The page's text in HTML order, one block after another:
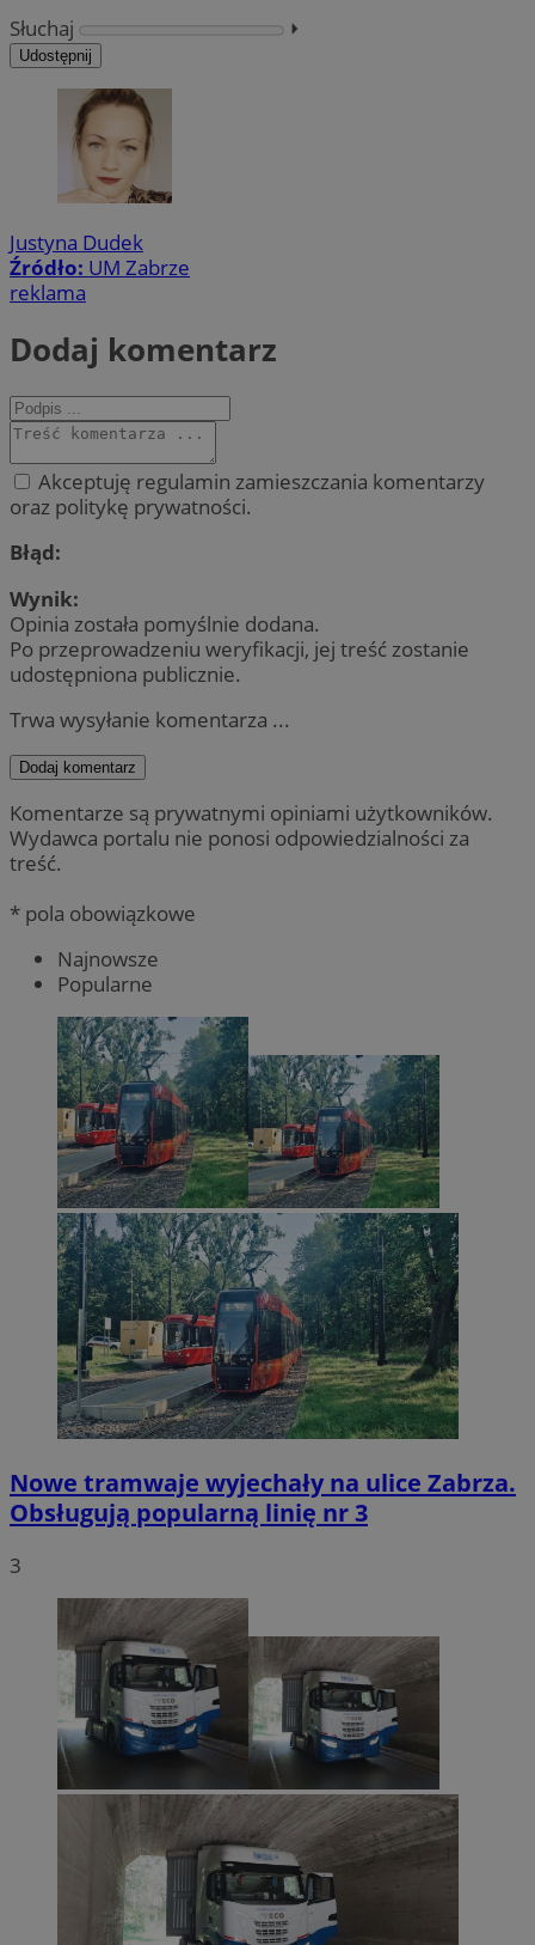
Słuchaj ⏵︎
Udostępnij
Justyna Dudek
Źródło: UM Zabrze
reklama
Dodaj komentarz
Akceptuję regulamin zamieszczania komentarzy
oraz politykę prywatności.
Błąd:
Wynik:
Opinia została pomyślnie dodana.
Po przeprowadzeniu weryfikacji, jej treść zostanie
udostępniona publicznie.
Trwa wysyłanie komentarza ...
Dodaj komentarz
Komentarze są prywatnymi opiniami użytkowników.
Wydawca portalu nie ponosi odpowiedzialności za
treść.
* pola obowiązkowe
Najnowsze
Popularne
Nowe tramwaje wyjechały na ulice Zabrza.
Obsługują popularną linię nr 3
3